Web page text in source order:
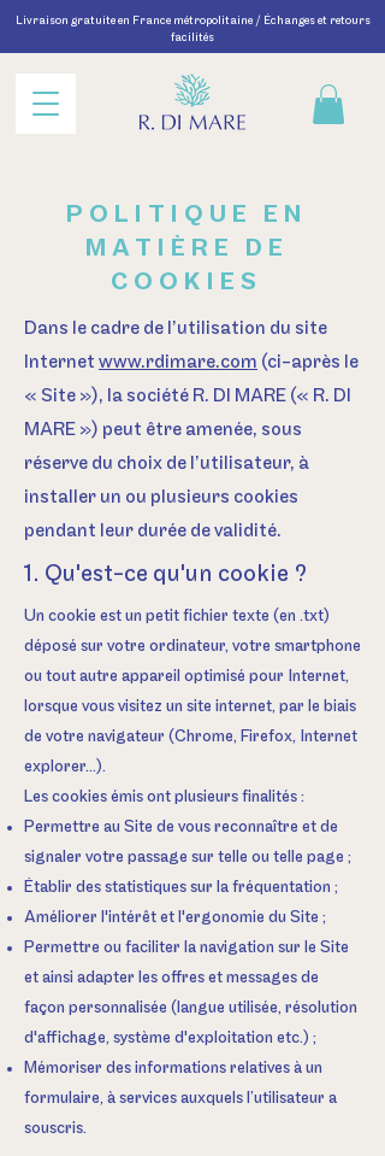
Livraison gratuite en France métropolitaine / Échanges et retours
facilités
POLITIQUE EN
MATIÈRE DE
COOKIES
Dans le cadre de l’utilisation du site
Internet www.rdimare.com (ci-après le
« Site »), la société R. DI MARE (« R. DI
MARE ») peut être amenée, sous
réserve du choix de l’utilisateur, à
installer un ou plusieurs cookies
pendant leur durée de validité.
1. Qu'est-ce qu'un cookie ?
Un cookie est un petit fichier texte (en .txt)
déposé sur votre ordinateur, votre smartphone
ou tout autre appareil optimisé pour Internet,
lorsque vous visitez un site internet, par le biais
de votre navigateur (Chrome, Firefox, Internet
explorer...).
Les cookies émis ont plusieurs finalités :
Permettre au Site de vous reconnaître et de
signaler votre passage sur telle ou telle page ;
Établir des statistiques sur la fréquentation ;
Améliorer l'intérêt et l'ergonomie du Site ;
Permettre ou faciliter la navigation sur le Site
et ainsi adapter les offres et messages de
façon personnalisée (langue utilisée, résolution
d'affichage, système d'exploitation etc.) ;
Mémoriser des informations relatives à un
formulaire, à services auxquels l’utilisateur a
souscris.